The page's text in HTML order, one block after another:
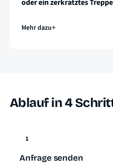
oder ein zerkratztes
Mehr dazu
Ablauf in 4
1
Anfrage senden